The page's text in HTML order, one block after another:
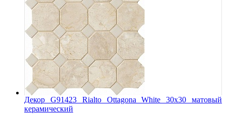
Декор G91423 Rialto Ottagona White 30х30 матовый
керамический